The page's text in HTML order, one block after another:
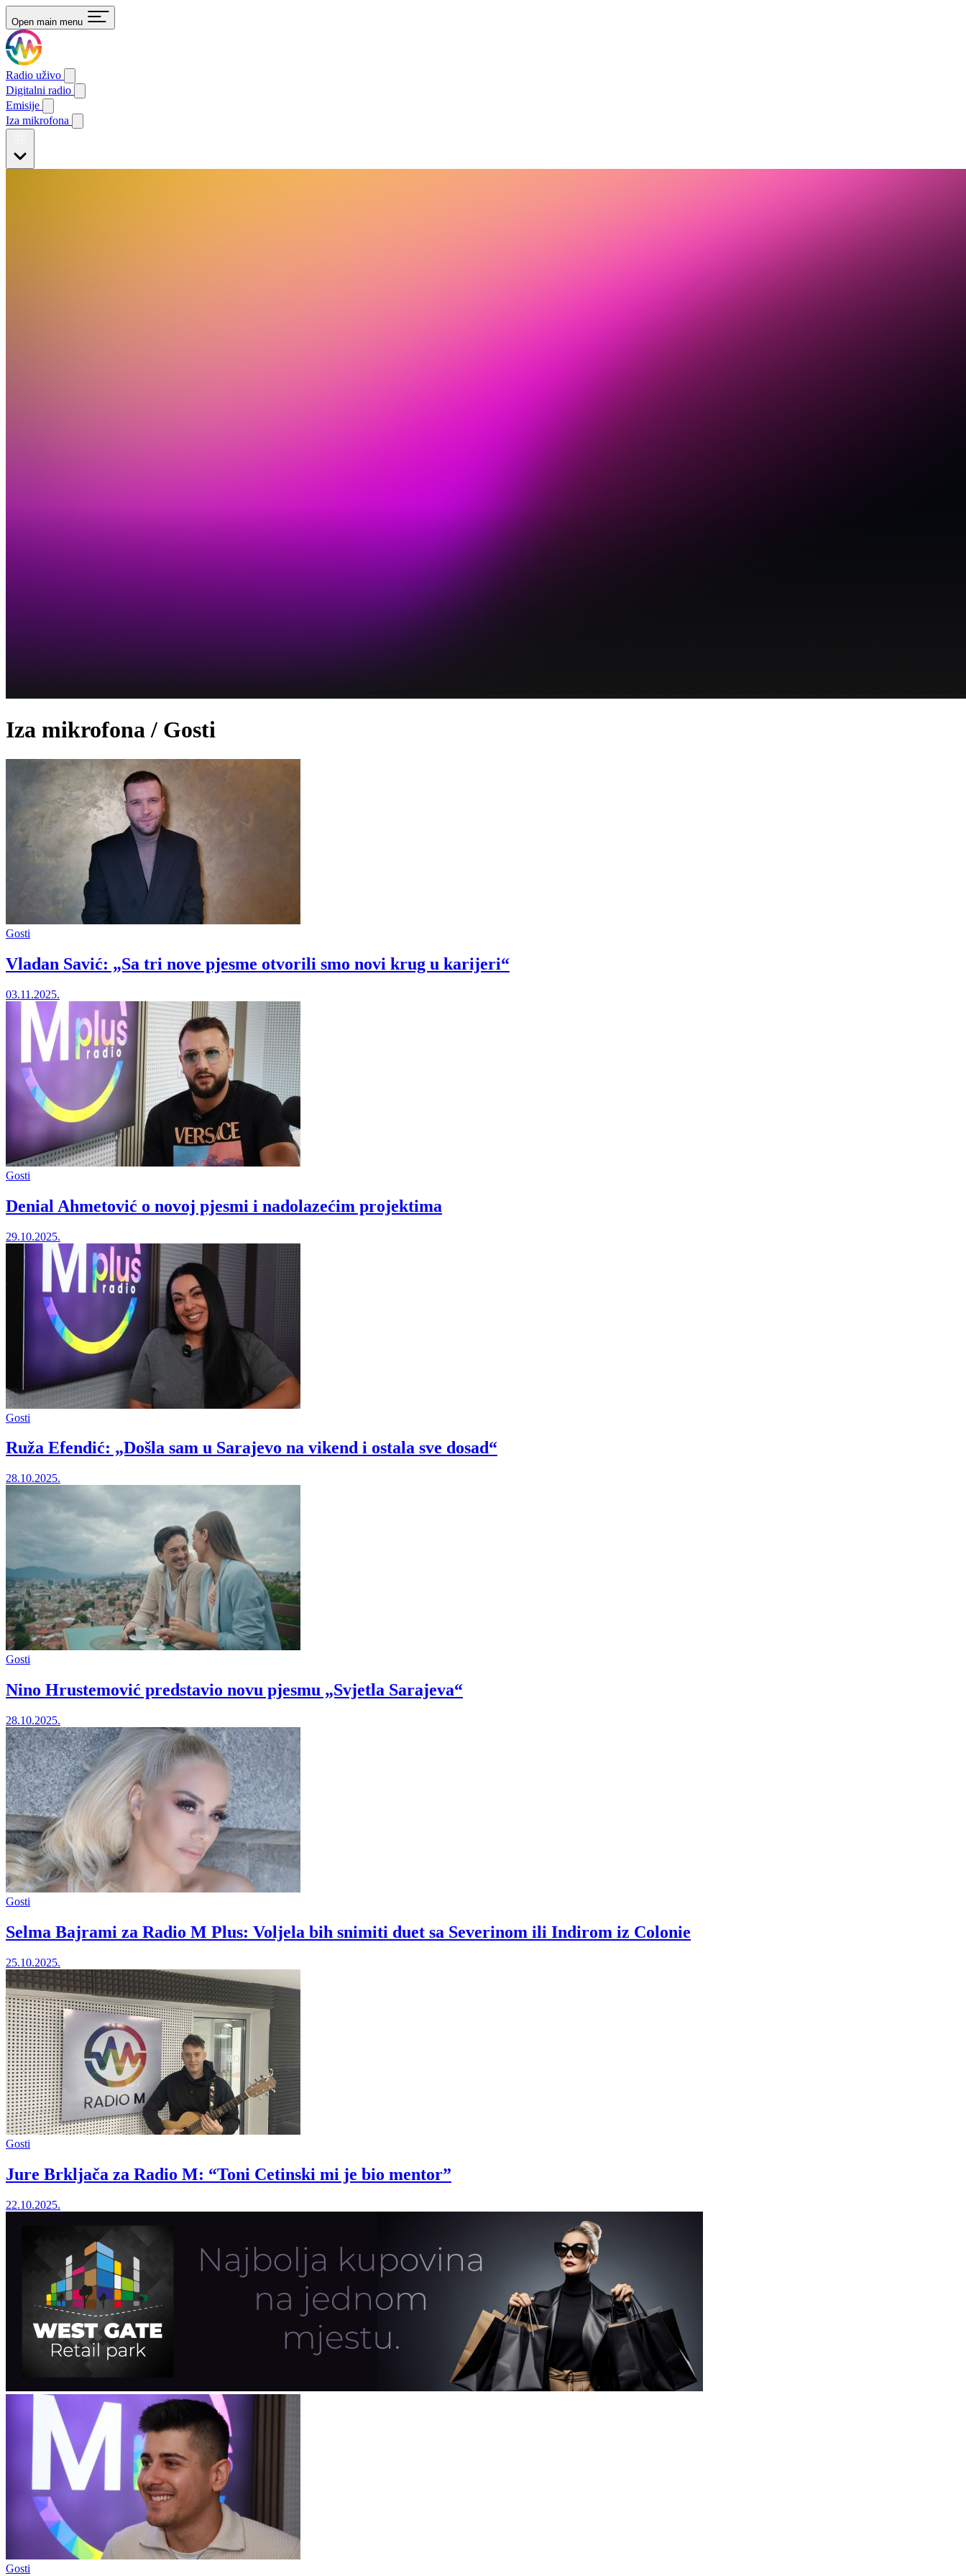
Open main menu
Radio uživo
Digitalni radio
Emisije
Iza mikrofona
Iza mikrofona / Gosti
Gosti
Vladan Savić: „Sa tri nove pjesme otvorili smo novi krug u karijeri“
03.11.2025.
Gosti
Denial Ahmetović o novoj pjesmi i nadolazećim projektima
29.10.2025.
Gosti
Ruža Efendić: „Došla sam u Sarajevo na vikend i ostala sve dosad“
28.10.2025.
Gosti
Nino Hrustemović predstavio novu pjesmu „Svjetla Sarajeva“
28.10.2025.
Gosti
Selma Bajrami za Radio M Plus: Voljela bih snimiti duet sa Severinom ili Indirom iz Colonie
25.10.2025.
Gosti
Jure Brkljača za Radio M: “Toni Cetinski mi je bio mentor”
22.10.2025.
Gosti